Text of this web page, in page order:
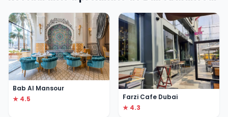
Bab Al Mansour
★ 4.5
Farzi Cafe Dubai
★ 4.3